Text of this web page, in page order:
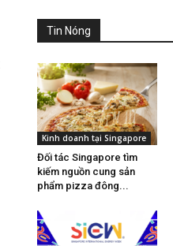
Tin Nóng
Kinh doanh tại Singapore
Đối tác Singapore tìm
kiếm nguồn cung sản
phẩm pizza đông...